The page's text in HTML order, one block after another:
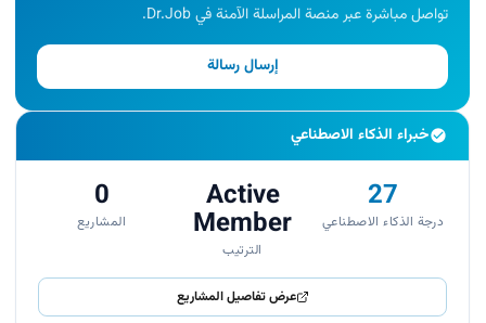
تواصل مباشرة عبر منصة المراسلة الآمنة في Dr.Job.
إرسال رسالة
خبراء الذكاء الاصطناعي
27
درجة الذكاء الاصطناعي
Active
Member
الترتيب
0
المشاريع
عرض تفاصيل المشاريع